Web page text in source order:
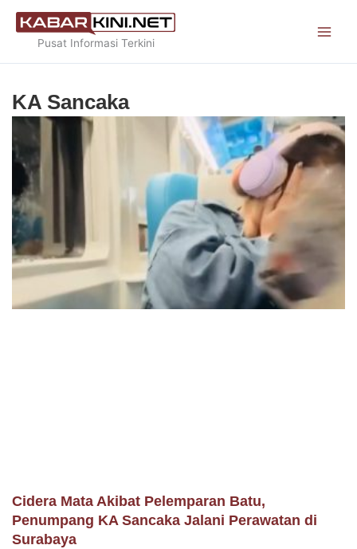
Skip
contentPusat Informasi Terkini
KA Sancaka
Cidera Mata Akibat Pelemparan Batu,
Penumpang KA Sancaka Jalani Perawatan di
Surabaya